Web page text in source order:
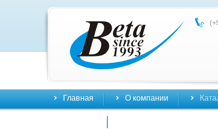
Главная О компании